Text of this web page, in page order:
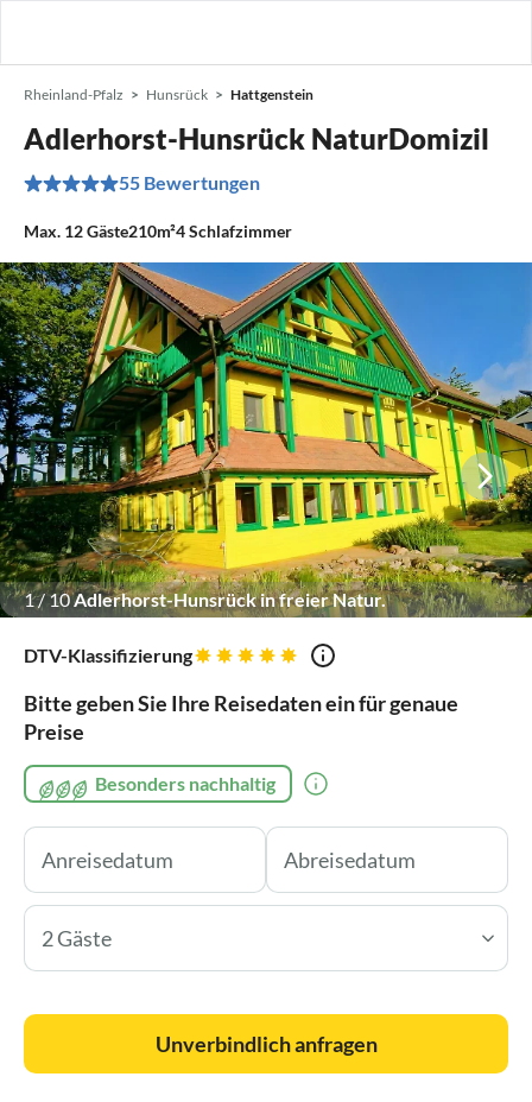
Rheinland-Pfalz Hunsrück Hattgenstein
Adlerhorst-Hunsrück NaturDomizil
55 Bewertungen
Max. 12Gäste210m²4Schlafzimmer
1/10Adlerhorst-Hunsrück in freier Natur.
DTV-Klassifizierung
Bitte geben Sie Ihre Reisedaten ein für genaue
Preise
Besonders nachhaltig
2 Gäste
Unverbindlich anfragen